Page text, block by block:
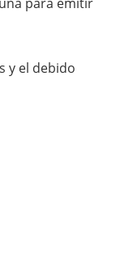
y el debido